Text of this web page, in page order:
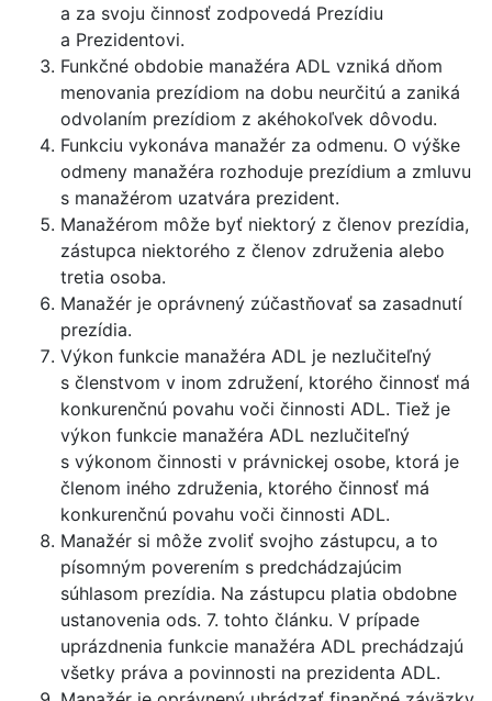
a za svoju činnosť zodpovedá Prezídiu
a Prezidentovi.
Funkčné obdobie manažéra ADL vzniká dňom
menovania prezídiom na dobu neurčitú a zaniká
odvolaním prezídiom z akéhokoľvek dôvodu.
Funkciu vykonáva manažér za odmenu. O výške
odmeny manažéra rozhoduje prezídium a zmluvu
s manažérom uzatvára prezident.
Manažérom môže byť niektorý z členov prezídia,
zástupca niektorého z členov združenia alebo
tretia osoba.
Manažér je oprávnený zúčastňovať sa zasadnutí
prezídia.
Výkon funkcie manažéra ADL je nezlučiteľný
s členstvom v inom združení, ktorého činnosť má
konkurenčnú povahu voči činnosti ADL. Tiež je
výkon funkcie manažéra ADL nezlučiteľný
s výkonom činnosti v právnickej osobe, ktorá je
členom iného združenia, ktorého činnosť má
konkurenčnú povahu voči činnosti ADL.
Manažér si môže zvoliť svojho zástupcu, a to
písomným poverením s predchádzajúcim
súhlasom prezídia. Na zástupcu platia obdobne
ustanovenia ods. 7. tohto článku. V prípade
uprázdnenia funkcie manažéra ADL prechádzajú
všetky práva a povinnosti na prezidenta ADL.